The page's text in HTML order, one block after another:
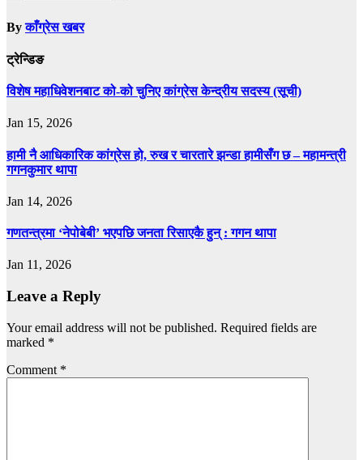
Byकाँग्रेस खबर
ट्रेन्डिङ
विशेष महाधिवेशनबाट को-को चुनिए कांग्रेस केन्द्रीय सदस्य (सूची)
Jan 15, 2026
हामी नै आधिकारिक कांग्रेस हो, रुख र चारतारे झन्डा हामीसँग छ – महामन्त्री
गगनकुमार थापा
Jan 14, 2026
गणतन्त्रमा ‘नेपोबेबी’ भएपछि जनता रिसाएकै हुन् : गगन थापा
Jan 11, 2026
Leave a Reply
Your email address will not be published. Required fields are
marked *
Comment *